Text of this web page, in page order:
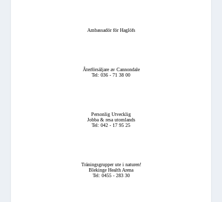
Ambassadör för Haglöfs
Återförsäljare av Cannondale
Tel: 036 - 71 38 00
Personlig Utvecklig
Jobba & resa utomlands
Tel: 042 - 17 95 25
Träningsgrupper ute i naturen!
Blekinge Health Arena
Tel: 0455 - 283 30